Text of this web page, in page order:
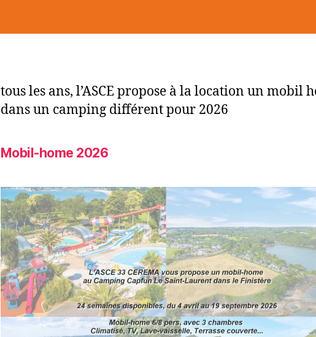
tous les ans, l’ASCE propose à la location un mobil
dans un camping différent pour 2026
Mobil-home 2026